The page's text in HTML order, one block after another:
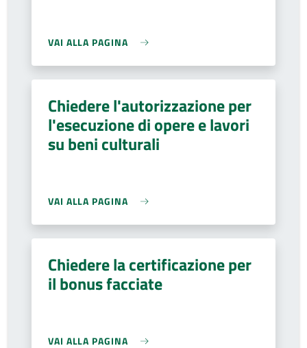
VAI ALLA PAGINA
Chiedere l'autorizzazione per
l'esecuzione di opere e lavori
su beni culturali
VAI ALLA PAGINA
Chiedere la certificazione per
il bonus facciate
VAI ALLA PAGINA